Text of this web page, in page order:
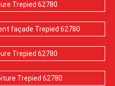
Trepied 62780
façade Trepied 62780
Trepied 62780
Trepied 62780